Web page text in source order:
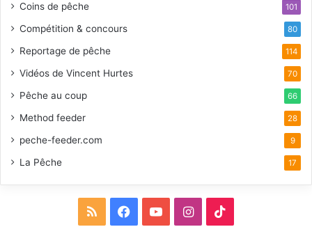
Coins de pêche 101
Compétition & concours 80
Reportage de pêche 114
Vidéos de Vincent Hurtes 70
Pêche au coup 66
Method feeder 28
peche-feeder.com 9
La Pêche 17
I